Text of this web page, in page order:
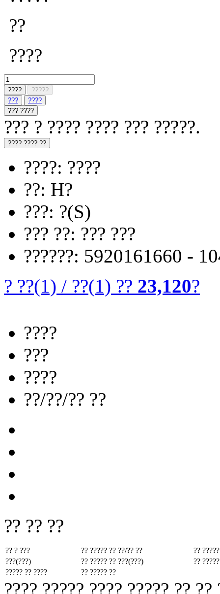
??
????
????
?????
???
????
??? ????
??? ? ???? ???? ??? ?????.
???? ???? ??
????: ????
??: H?
???: ?(S)
??? ??: ??? ???
??????: 5920161660 -
? ??(1) / ??(1) ?? 23,120?
????
???
????
??/??/?? ??
?? ?? ??
?? ? ??? ?? ????? ?? ??/?? ??
??
???(???)
?? ????? ?? ???(???)
??
????? ?? ????
?? ????? ??
???? ????? ???? ????? ??